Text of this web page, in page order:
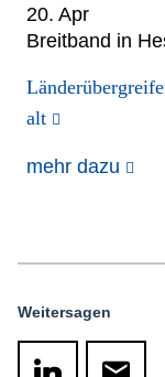
20. Apr
Breitband in
alt
mehr dazu
Weitersagen